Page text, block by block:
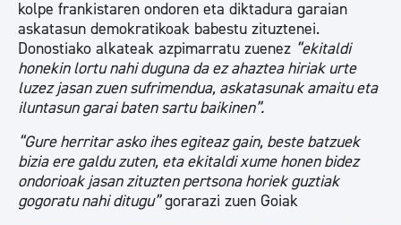
kolpe frankistaren ondoren eta diktadura garaian
askatasun demokratikoak babestu zituztenei.
Donostiako alkateak azpimarratu zuenez “ekitaldi
honekin lortu nahi duguna da ez ahaztea hiriak urte
luzez jasan zuen sufrimendua, askatasunak amaitu eta
iluntasun garai baten sartu baikinen”.
“Gure herritar asko ihes egiteaz gain, beste batzuek
bizia ere galdu zuten, eta ekitaldi xume honen bidez
ondorioak jasan zituzten pertsona horiek guztiak
gogoratu nahi ditugu”gorarazi zuen Goiak